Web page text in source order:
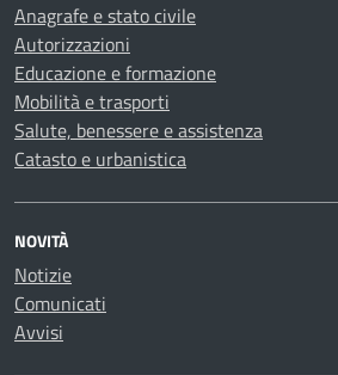
Anagrafe e stato civile
Autorizzazioni
Educazione e formazione
Mobilità e trasporti
Salute, benessere e assistenza
Catasto e urbanistica
NOVITÀ
Notizie
Comunicati
Avvisi